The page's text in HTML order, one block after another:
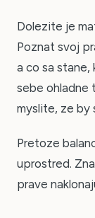
Dolezite je
Poznat svoj
a co sa stane,
sebe ohladne
myslite, ze by
Pretoze
uprostred.
prave